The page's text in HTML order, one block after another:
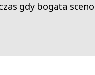
gdy bogata